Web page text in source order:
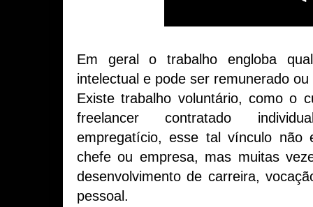
Em geral o trabalho engloba
intelectual e pode ser remunerado ou
Existe trabalho voluntário, como o
freelancer contratado
empregatício, esse tal vínculo não
chefe ou empresa, mas muitas
desenvolvimento de carreira,
pessoal.